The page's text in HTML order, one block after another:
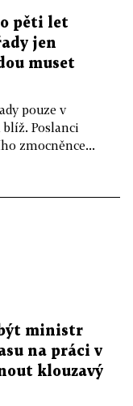
pěti let
jen
muset
pouze v
Poslanci
zmocněnce...
být ministr
na práci v
klouzavý